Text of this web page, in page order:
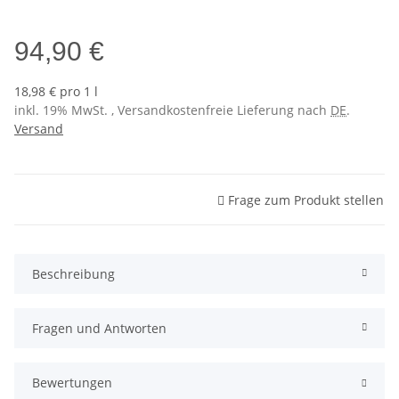
94,90 €
18,98 € pro 1 l
inkl. 19% MwSt. , Versandkostenfreie Lieferung nach DE.
Versand
Frage zum Produkt stellen
Beschreibung
Fragen und Antworten
Bewertungen